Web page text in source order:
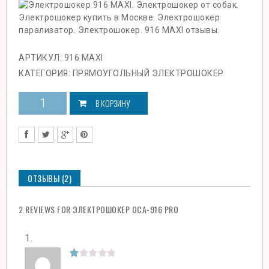
АРТИКУЛ: 916 MAXI
КАТЕГОРИЯ: ПРЯМОУГОЛЬНЫЙ ЭЛЕКТРОШОКЕР
В КОРЗИНУ
ОТЗЫВЫ (2)
2 REVIEWS FOR ЭЛЕКТРОШОКЕР ОСА-916 PRO